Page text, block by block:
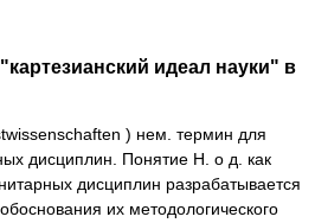
идеал науки" в
) нем. термин для
дисциплин. Понятие Н. о д. как
дисциплин разрабатывается
их методологического